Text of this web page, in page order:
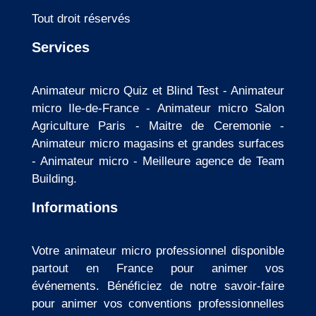
micro Ile-de-France -
Animateur micro Salon
Agriculture Paris
- Maitre de Ceremonie
-
Animateur micro magasins et grandes surfaces
- Animateur micro-Meilleure agence de Team
Building.
partout en France pour animer vos
événements. Bénéficiez de notre savoir-faire
pour animer vos conventions professionnelles
entreprise, vos activités de team building, vos